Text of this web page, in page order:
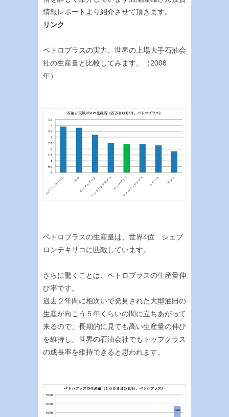
情報レポートより紹介させて頂きます。
リンク
ペトロブラスの実力、世界の上場大手石油会
社の生産量と比較してみます。（2008
年）
ペトロブラスの生産量は、世界4位 シェブ
ロンテキサコに匹敵しています。
さらに驚くことは、ペトロブラスの生産量伸
び率です。
過去２年間に相次いで発見された大型油田の
生産が向こう５年くらいの間に立ちあがって
来るので、長期的に見ても高い生産量の伸び
を維持し、世界の石油会社でもトップクラス
の成長率を維持できると思われます。